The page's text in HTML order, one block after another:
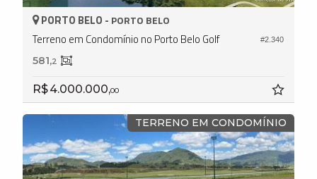
#2.340
PORTO BELO - PORTO BELO
Terreno em Condomínio no Porto Belo Golf
581,2
R$ 4.000.000,00
TERRENO EM CONDOMÍNIO